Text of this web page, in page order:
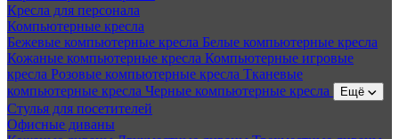
Кресла для персонала
Компьютерные кресла
Бежевые компьютерные кресла Белые компьютерные кресла
Кожаные компьютерные кресла Компьютерные игровые
кресла Розовые компьютерные кресла Тканевые
компьютерные кресла Черные компьютерные кресла Ещё
Стулья для посетителей
Офисные диваны